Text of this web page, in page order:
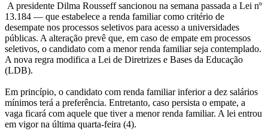
A presidente Dilma Rousseff sancionou na semana passada a Lei nº
13.184 — que estabelece a renda familiar como critério de
desempate nos processos seletivos para acesso a universidades
públicas. A alteração prevê que, em caso de empate em processos
seletivos, o candidato com a menor renda familiar seja contemplado.
A nova regra modifica a Lei de Diretrizes e Bases da Educação
(LDB).
Em princípio, o candidato com renda familiar inferior a dez salários
mínimos terá a preferência. Entretanto, caso persista o empate, a
vaga ficará com aquele que tiver a menor renda familiar. A lei entrou
em vigor na última quarta-feira (4).